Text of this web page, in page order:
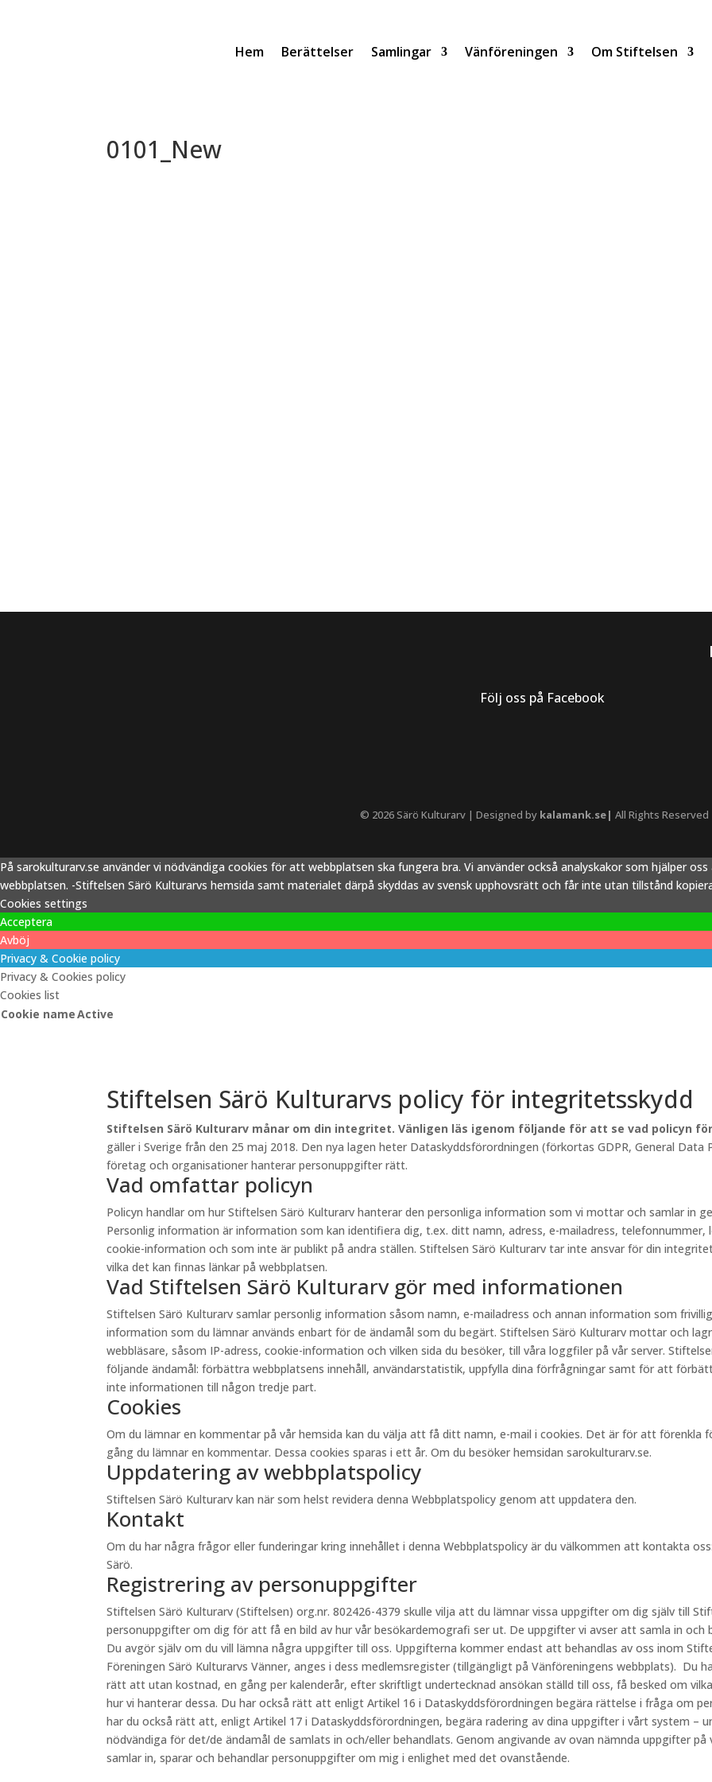
Hem Berättelser Samlingar Vänföreningen Om Stiftelsen
0101_New
Följ oss på Facebook
© 2026 Särö Kulturarv | Designed by kalamank.se| All Rights Reserved
På sarokulturarv.se använder vi nödvändiga cookies för att webbplatsen ska fungera bra. Vi använder också analyskakor som hjälper
webbplatsen. -Stiftelsen Särö Kulturarvs hemsida samt materialet därpå skyddas av svensk upphovsrätt och får inte utan tillstånd
Cookies settings
Acceptera
Avböj
Privacy & Cookie policy
Privacy & Cookies policy
Cookies list
Cookie nameActive
Stiftelsen Särö Kulturarvs policy för integritetsskydd
Stiftelsen Särö Kulturarv månar om din integritet. Vänligen läs igenom följande för att se vad policyn
gäller i Sverige från den 25 maj 2018. Den nya lagen heter Dataskyddsförordningen (förkortas GDPR, General
företag och organisationer hanterar personuppgifter rätt.
Vad omfattar policyn
Policyn handlar om hur Stiftelsen Särö Kulturarv hanterar den personliga information som vi mottar och samlar in
Personlig information är information som kan identifiera dig, t.ex. ditt namn, adress, e-mailadress, telefonnummer,
cookie-information och som inte är publikt på andra ställen. Stiftelsen Särö Kulturarv tar inte ansvar för din
vilka det kan finnas länkar på webbplatsen.
Vad Stiftelsen Särö Kulturarv gör med informationen
Stiftelsen Särö Kulturarv samlar personlig information såsom namn, e-mailadress och annan information som
information som du lämnar används enbart för de ändamål som du begärt. Stiftelsen Särö Kulturarv mottar och
webbläsare, såsom IP-adress, cookie-information och vilken sida du besöker, till våra loggfiler på vår server.
följande ändamål: förbättra webbplatsens innehåll, användarstatistik, uppfylla dina förfrågningar samt för att
inte informationen till någon tredje part.
Cookies
Om du lämnar en kommentar på vår hemsida kan du välja att få ditt namn, e-mail i cookies. Det är för att förenkla
gång du lämnar en kommentar. Dessa cookies sparas i ett år. Om du besöker hemsidan sarokulturarv.se.
Uppdatering av webbplatspolicy
Stiftelsen Särö Kulturarv kan när som helst revidera denna Webbplatspolicy genom att uppdatera den.
Kontakt
Om du har några frågor eller funderingar kring innehållet i denna Webbplatspolicy är du välkommen att kontakta
Särö.
Registrering av personuppgifter
Stiftelsen Särö Kulturarv (Stiftelsen) org.nr. 802426-4379 skulle vilja att du lämnar vissa uppgifter om dig själv till
personuppgifter om dig för att få en bild av hur vår besökardemografi ser ut. De uppgifter vi avser att samla in och
Du avgör själv om du vill lämna några uppgifter till oss. Uppgifterna kommer endast att behandlas av oss inom
Föreningen Särö Kulturarvs Vänner, anges i dess medlemsregister (tillgängligt på Vänföreningens webbplats). Du
rätt att utan kostnad, en gång per kalenderår, efter skriftligt undertecknad ansökan ställd till oss, få besked om
hur vi hanterar dessa. Du har också rätt att enligt Artikel 16 i Dataskyddsförordningen begära rättelse i fråga om
har du också rätt att, enligt Artikel 17 i Dataskyddsförordningen, begära radering av dina uppgifter i vårt system
nödvändiga för det/de ändamål de samlats in och/eller behandlats. Genom angivande av ovan nämnda uppgifter
samlar in, sparar och behandlar personuppgifter om mig i enlighet med det ovanstående.